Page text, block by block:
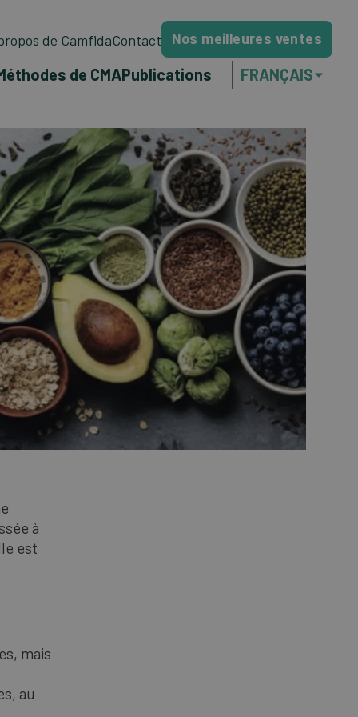
de CamfidaContact Nos meilleures ventes
de CMAPublications FRANÇAIS
ENGLISH
PORTUGUÊS
à
est
mais
au